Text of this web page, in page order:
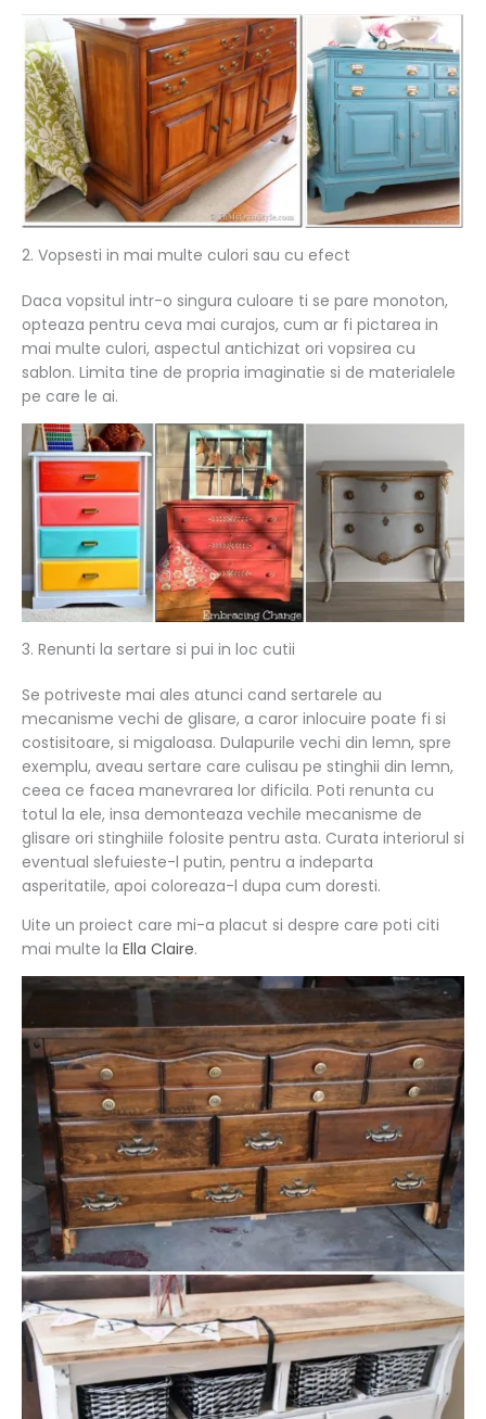
2. Vopsesti in mai multe culori sau cu efect
Daca vopsitul intr-o singura culoare ti se pare monoton,
opteaza pentru ceva mai curajos, cum ar fi pictarea in
mai multe culori, aspectul antichizat ori vopsirea cu
sablon. Limita tine de propria imaginatie si de materialele
pe care le ai.
3. Renunti la sertare si pui in loc cutii
Se potriveste mai ales atunci cand sertarele au
mecanisme vechi de glisare, a caror inlocuire poate fi si
costisitoare, si migaloasa. Dulapurile vechi din lemn, spre
exemplu, aveau sertare care culisau pe stinghii din lemn,
ceea ce facea manevrarea lor dificila. Poti renunta cu
totul la ele, insa demonteaza vechile mecanisme de
glisare ori stinghiile folosite pentru asta. Curata interiorul si
eventual slefuieste-l putin, pentru a indeparta
asperitatile, apoi coloreaza-l dupa cum doresti.
Uite un proiect care mi-a placut si despre care poti citi
mai multe la Ella Claire.